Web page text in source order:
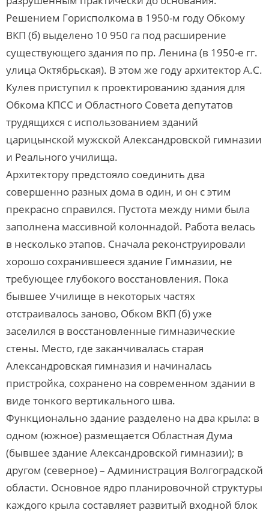
Решением Горисполкома в 1950-м году Обкому
ВКП (б) выделено 10 950 га под расширение
существующего здания по пр. Ленина (в 1950-е гг.
улица Октябрьская). В этом же году архитектор А.С.
Кулев приступил к проектированию здания для
Обкома КПСС и Областного Совета депутатов
трудящихся с использованием зданий
царицынской мужской Александровской гимназии
и Реального училища.
Архитектору предстояло соединить два
совершенно разных дома в один, и он с этим
прекрасно справился. Пустота между ними была
заполнена массивной колоннадой. Работа велась
в несколько этапов. Сначала реконструировали
хорошо сохранившееся здание Гимназии, не
требующее глубокого восстановления. Пока
бывшее Училище в некоторых частях
отстраивалось заново, Обком ВКП (б) уже
заселился в восстановленные гимназические
стены. Место, где заканчивалась старая
Александровская гимназия и начиналась
пристройка, сохранено на современном здании в
виде тонкого вертикального шва.
Функционально здание разделено на два крыла: в
одном (южное) размещается Областная Дума
(бывшее здание Александровской гимназии); в
другом (северное) – Администрация Волгоградской
области. Основное ядро планировочной структуры
каждого крыла составляет развитый входной блок